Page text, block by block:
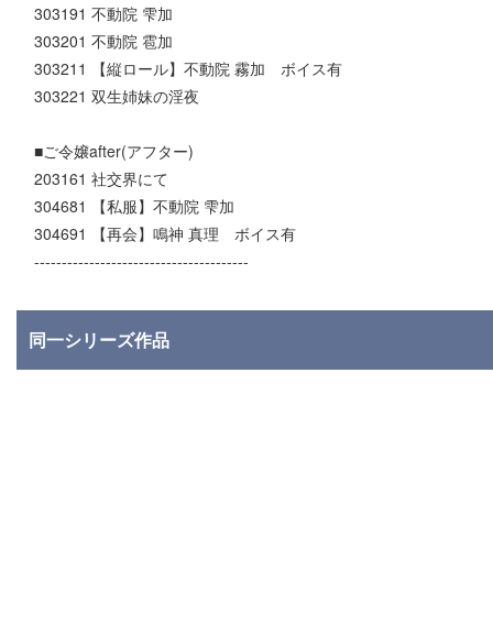
303191 不動院 雫加
303201 不動院 雹加
303211 【縦ロール】不動院 霧加 ボイス有
303221 双生姉妹の淫夜
■ご令嬢after(アフター)
203161 社交界にて
304681 【私服】不動院 雫加
304691 【再会】鳴神 真理 ボイス有
---------------------------------------
同一シリーズ作品